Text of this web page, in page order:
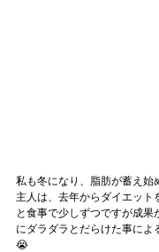
私も冬になり、脂肪が蓄え始
主人は、去年からダイエット
と食事で少しずつですが成果
にダラダラとだらけた事によ
😭